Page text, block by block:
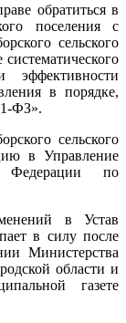
обратиться в
поселения с
сельского
эффективности
в порядке,
ФЗ».
сельского
в Управление
Федерации по
в Устав
в силу после
Министерства
области и
газете